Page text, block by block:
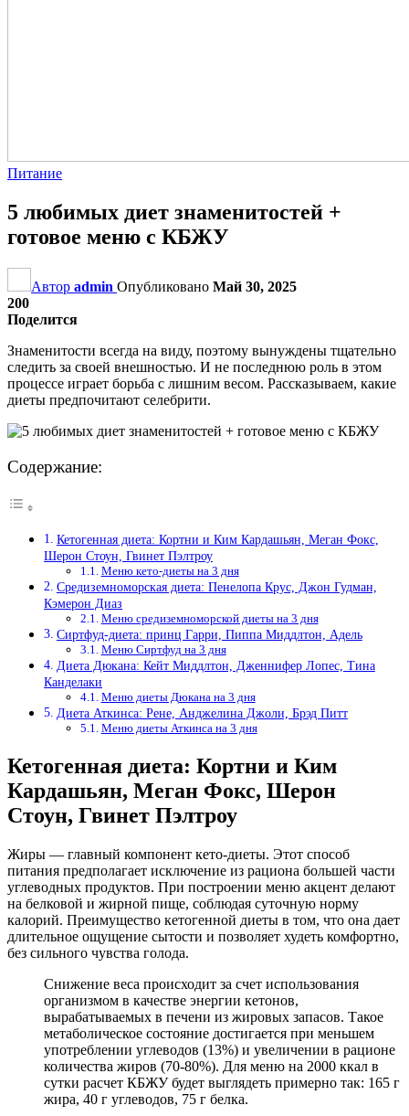
Питание
5 любимых диет знаменитостей +
готовое меню с КБЖУ
Автор admin Опубликовано Май 30, 2025
200
Поделится
Знаменитости всегда на виду, поэтому вынуждены тщательно
следить за своей внешностью. И не последнюю роль в этом
процессе играет борьба с лишним весом. Рассказываем, какие
диеты предпочитают селебрити.
Содержание:
Кетогенная диета: Кортни и Ким Кардашьян, Меган Фокс,
Шерон Стоун, Гвинет Пэлтроу
Меню кето-диеты на 3 дня
Средиземноморская диета: Пенелопа Крус, Джон Гудман,
Кэмерон Диаз
Меню средиземноморской диеты на 3 дня
Сиртфуд-диета: принц Гарри, Пиппа Миддлтон, Адель
Меню Сиртфуд на 3 дня
Диета Дюкана: Кейт Миддлтон, Дженнифер Лопес, Тина
Канделаки
Меню диеты Дюкана на 3 дня
Диета Аткинса: Рене, Анджелина Джоли, Брэд Питт
Меню диеты Аткинса на 3 дня
Кетогенная диета: Кортни и Ким
Кардашьян, Меган Фокс, Шерон
Стоун, Гвинет Пэлтроу
Жиры — главный компонент кето-диеты. Этот способ
питания предполагает исключение из рациона большей части
углеводных продуктов. При построении меню акцент делают
на белковой и жирной пище, соблюдая суточную норму
калорий. Преимущество кетогенной диеты в том, что она дает
длительное ощущение сытости и позволяет худеть комфортно,
без сильного чувства голода.
Снижение веса происходит за счет использования
организмом в качестве энергии кетонов,
вырабатываемых в печени из жировых запасов. Такое
метаболическое состояние достигается при меньшем
употреблении углеводов (13%) и увеличении в рационе
количества жиров (70-80%). Для меню на 2000 ккал в
сутки расчет КБЖУ будет выглядеть примерно так: 165 г
жира, 40 г углеводов, 75 г белка.